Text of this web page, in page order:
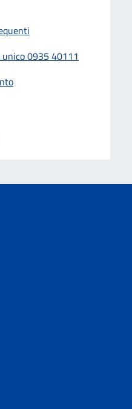
0935 40111